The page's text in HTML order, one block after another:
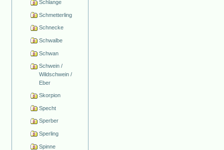
Schlange
Schmetterling
Schnecke
Schwalbe
Schwan
Schwein /
Wildschwein /
Eber
Skorpion
Specht
Sperber
Sperling
Spinne